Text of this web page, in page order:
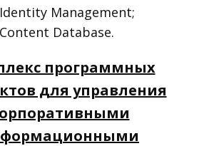
Management;
Database.
программных
для управления